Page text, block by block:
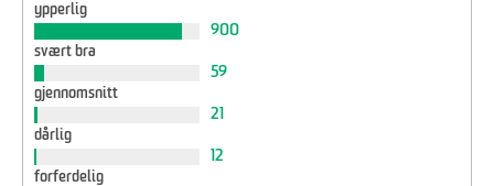
ypperlig
900
svært bra
59
gjennomsnitt
21
dårlig
12
forferdelig